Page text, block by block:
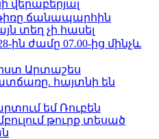
վերաբերյալ
ճանապարհին
տեղ չի հասել
ին ժամը 07.00-ից մինչև
Արտաշես
հայտնի են
եմ Ռուբեն
թուրք տեսած